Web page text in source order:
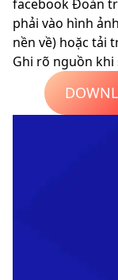
facebook Đoàn
phải vào hình
nền về) hoặc tải
Ghi rõ nguồn